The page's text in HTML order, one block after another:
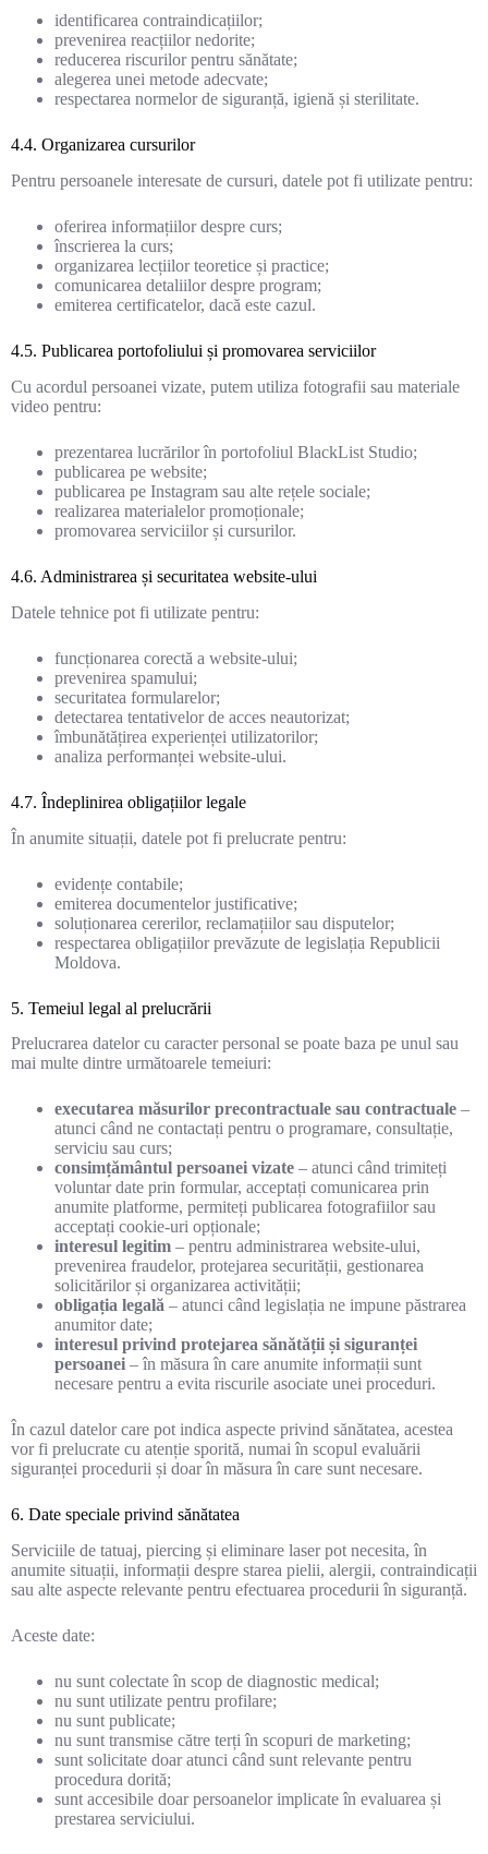
identificarea contraindicațiilor;
prevenirea reacțiilor nedorite;
reducerea riscurilor pentru sănătate;
alegerea unei metode adecvate;
respectarea normelor de siguranță, igienă și sterilitate.
4.4. Organizarea cursurilor
Pentru persoanele interesate de cursuri, datele pot fi utilizate pentru:
oferirea informațiilor despre curs;
înscrierea la curs;
organizarea lecțiilor teoretice și practice;
comunicarea detaliilor despre program;
emiterea certificatelor, dacă este cazul.
4.5. Publicarea portofoliului și promovarea serviciilor
Cu acordul persoanei vizate, putem utiliza fotografii sau materiale
video pentru:
prezentarea lucrărilor în portofoliul BlackList Studio;
publicarea pe website;
publicarea pe Instagram sau alte rețele sociale;
realizarea materialelor promoționale;
promovarea serviciilor și cursurilor.
4.6. Administrarea și securitatea website-ului
Datele tehnice pot fi utilizate pentru:
funcționarea corectă a website-ului;
prevenirea spamului;
securitatea formularelor;
detectarea tentativelor de acces neautorizat;
îmbunătățirea experienței utilizatorilor;
analiza performanței website-ului.
4.7. Îndeplinirea obligațiilor legale
În anumite situații, datele pot fi prelucrate pentru:
evidențe contabile;
emiterea documentelor justificative;
soluționarea cererilor, reclamațiilor sau disputelor;
respectarea obligațiilor prevăzute de legislația Republicii
Moldova.
5. Temeiul legal al prelucrării
Prelucrarea datelor cu caracter personal se poate baza pe unul sau
mai multe dintre următoarele temeiuri:
executarea măsurilor precontractuale sau contractuale –
atunci când ne contactați pentru o programare, consultație,
serviciu sau curs;
consimțământul persoanei vizate – atunci când trimiteți
voluntar date prin formular, acceptați comunicarea prin
anumite platforme, permiteți publicarea fotografiilor sau
acceptați cookie-uri opționale;
interesul legitim – pentru administrarea website-ului,
prevenirea fraudelor, protejarea securității, gestionarea
solicitărilor și organizarea activității;
obligația legală – atunci când legislația ne impune păstrarea
anumitor date;
interesul privind protejarea sănătății și siguranței
persoanei – în măsura în care anumite informații sunt
necesare pentru a evita riscurile asociate unei proceduri.
În cazul datelor care pot indica aspecte privind sănătatea, acestea
vor fi prelucrate cu atenție sporită, numai în scopul evaluării
siguranței procedurii și doar în măsura în care sunt necesare.
6. Date speciale privind sănătatea
Serviciile de tatuaj, piercing și eliminare laser pot necesita, în
anumite situații, informații despre starea pielii, alergii, contraindicații
sau alte aspecte relevante pentru efectuarea procedurii în siguranță.
Aceste date:
nu sunt colectate în scop de diagnostic medical;
nu sunt utilizate pentru profilare;
nu sunt publicate;
nu sunt transmise către terți în scopuri de marketing;
sunt solicitate doar atunci când sunt relevante pentru
procedura dorită;
sunt accesibile doar persoanelor implicate în evaluarea și
prestarea serviciului.